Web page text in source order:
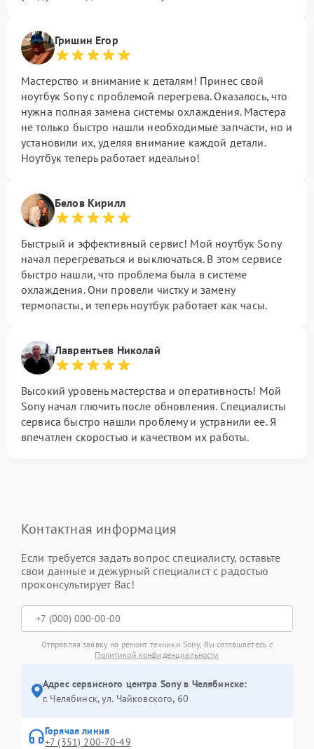
Гришин Егор
Мастерство и внимание к деталям! Принес свой
ноутбук Sony с проблемой перегрева. Оказалось, что
нужна полная замена системы охлаждения. Мастера
не только быстро нашли необходимые запчасти, но и
установили их, уделяя внимание каждой детали.
Ноутбук теперь работает идеально!
Белов Кирилл
Быстрый и эффективный сервис! Мой ноутбук Sony
начал перегреваться и выключаться. В этом сервисе
быстро нашли, что проблема была в системе
охлаждения. Они провели чистку и замену
термопасты, и теперь ноутбук работает как часы.
Лаврентьев Николай
Высокий уровень мастерства и оперативность! Мой
Sony начал глючить после обновления. Специалисты
сервиса быстро нашли проблему и устранили ее. Я
впечатлен скоростью и качеством их работы.
Контактная информация
Если требуется задать вопрос специалисту, оставьте
свои данные и дежурный специалист с радостью
проконсультирует Вас!
Отправляя заявку на ремонт техники Sony, Вы соглашаетесь с
Политикой конфиденциальности
Адрес сервисного центра Sony в Челябинске:
г. Челябинск, ул. Чайковского, 60
Горячая линия
+7 (351) 200-70-49